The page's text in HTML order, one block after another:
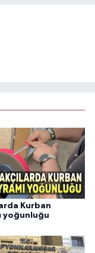
Kurban
yoğunluğu